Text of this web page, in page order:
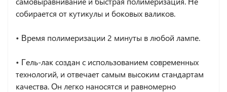
собирается от кутикулы и боковых валиков.
• Время полимеризации 2 минуты в любой лампе.
• Гель-лак создан с использованием современных
технологий, и отвечает самым высоким стандартам
качества. Он легко наносятся и равномерно